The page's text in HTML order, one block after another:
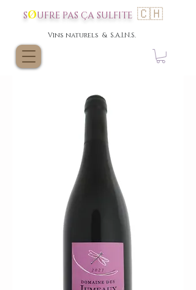
SØUFRE PAS ÇA SULFITE 🇨🇭
Vins naturels & S.A.I.N.S.